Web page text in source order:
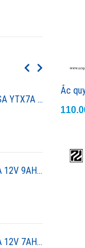
Ắc quy GS YUASA YTX7A 12V 7AH xe máy
Ắc quy GS GT9A 12V 9AH cho xe máy
Ắc quy GS GT7A 12V 7AH cho xe máy